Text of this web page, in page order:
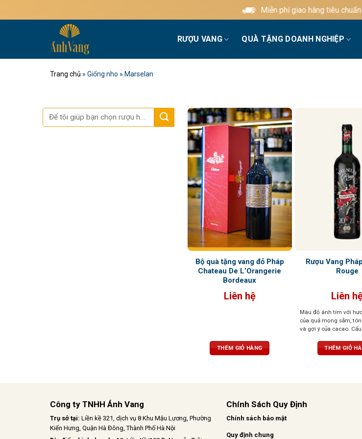
qua
Miễn phí giao hàng tiêu chuẩn
RƯỢU VANG QUÀ TẶNG DOANH NGHIỆP
Trang chủ » Giống nho » Marselan
Tìm
kiếm:
Bộ quà tặng vang đỏ Pháp
Chateau De L’Orangerie
Bordeaux
Liên hệ
THÊM GIỎ HÀNG
Rượu Vang
Rouge
Liên
Màu đỏ ánh tím với
của quả mọng sẫm,
và gợi ý của cacao.
và quả mọng đen
THÊM GIỎ
Công ty TNHH Ánh Vang
Trụ sở tại: Liền kề 321, dịch vụ 8 Khu Mậu Lương, Phường
Kiến Hưng, Quận Hà Đông, Thành Phố Hà Nội
Chính Sách Quy Định
Chính sách bảo mật
Quy định chung